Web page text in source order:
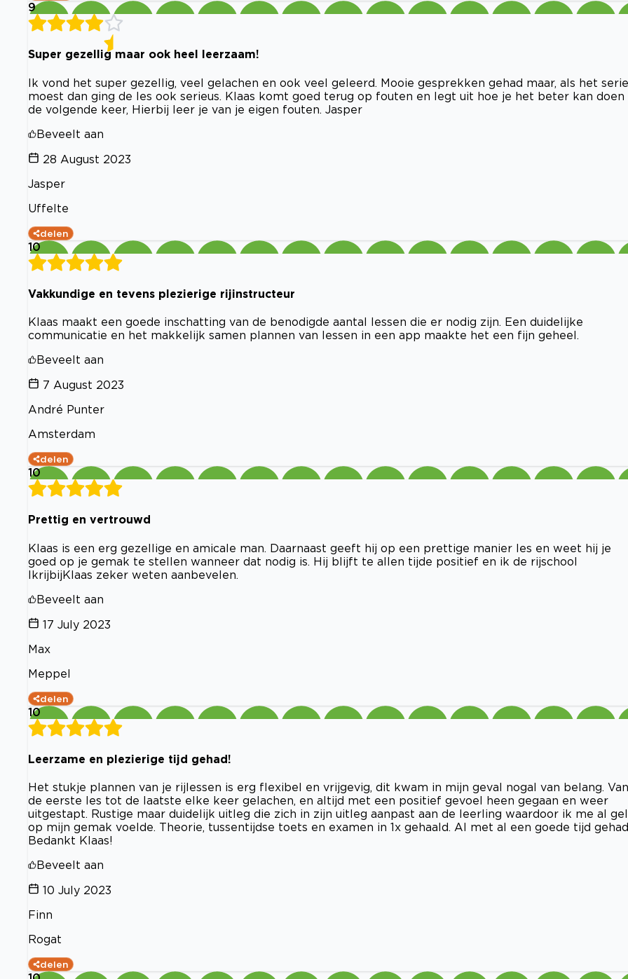
9
Super gezellig maar ook heel leerzaam!
Ik vond het super gezellig, veel gelachen en ook veel geleerd. Mooie gesprekken gehad maar, als het
moest dan ging de les ook serieus. Klaas komt goed terug op fouten en legt uit hoe je het beter kan doen
de volgende keer, Hierbij leer je van je eigen fouten. Jasper
Beveelt aan
28 August 2023
Jasper
Uffelte
delen
10
Vakkundige en tevens plezierige rijinstructeur
Klaas maakt een goede inschatting van de benodigde aantal lessen die er nodig zijn. Een duidelijke
communicatie en het makkelijk samen plannen van lessen in een app maakte het een fijn geheel.
Beveelt aan
7 August 2023
André Punter
Amsterdam
delen
10
Prettig en vertrouwd
Klaas is een erg gezellige en amicale man. Daarnaast geeft hij op een prettige manier les en weet hij je
goed op je gemak te stellen wanneer dat nodig is. Hij blijft te allen tijde positief en ik de rijschool
IkrijbijKlaas zeker weten aanbevelen.
Beveelt aan
17 July 2023
Max
Meppel
delen
10
Leerzame en plezierige tijd gehad!
Het stukje plannen van je rijlessen is erg flexibel en vrijgevig, dit kwam in mijn geval nogal van belang.
de eerste les tot de laatste elke keer gelachen, en altijd met een positief gevoel heen gegaan en weer
uitgestapt. Rustige maar duidelijk uitleg die zich in zijn uitleg aanpast aan de leerling waardoor ik me al
op mijn gemak voelde. Theorie, tussentijdse toets en examen in 1x gehaald. Al met al een goede tijd
Bedankt Klaas!
Beveelt aan
10 July 2023
Finn
Rogat
delen